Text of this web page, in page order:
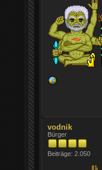
vodnik
Bürger
Beiträge: 2.050